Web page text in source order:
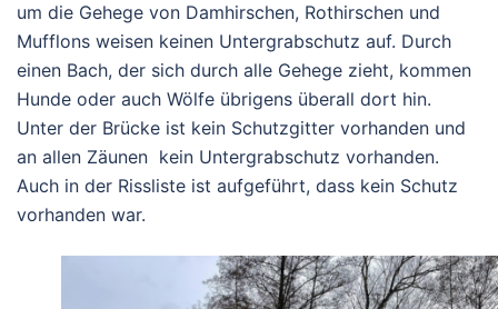
um die Gehege von Damhirschen, Rothirschen und
Mufflons weisen keinen Untergrabschutz auf. Durch
einen Bach, der sich durch alle Gehege zieht, kommen
Hunde oder auch Wölfe übrigens überall dort hin.
Unter der Brücke ist kein Schutzgitter vorhanden und
an allen Zäunen kein Untergrabschutz vorhanden.
Auch in der Rissliste ist aufgeführt, dass kein Schutz
vorhanden war.